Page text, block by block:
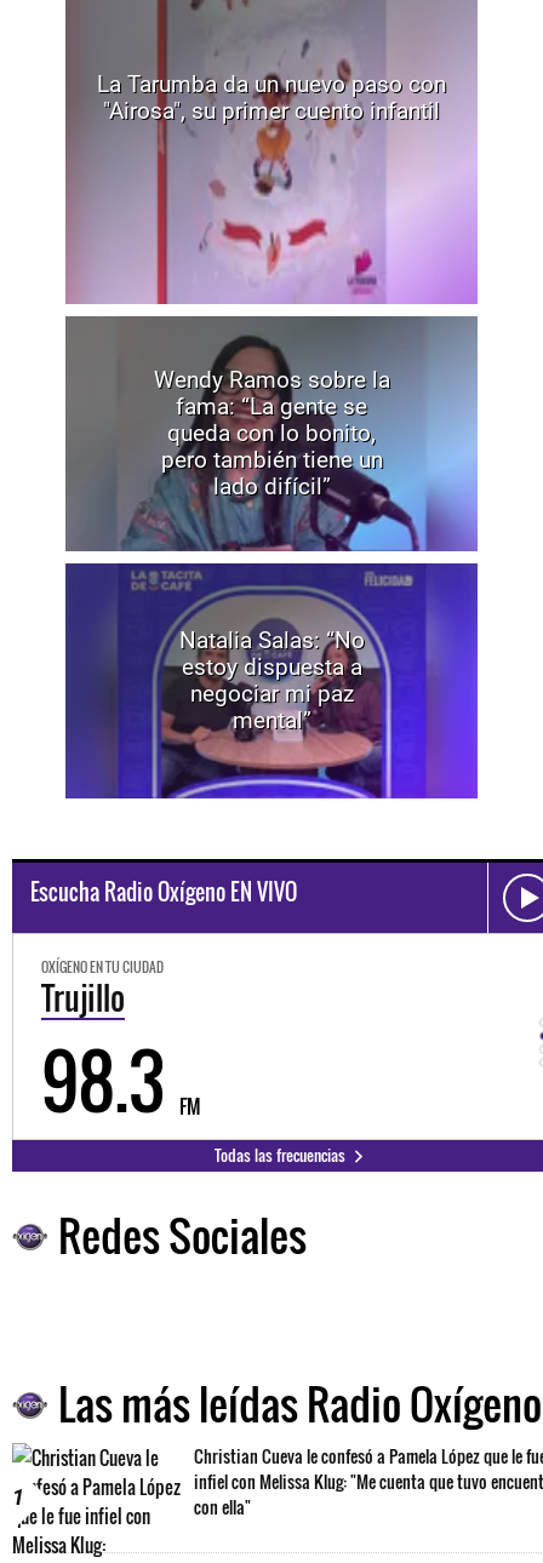
La Tarumba da un nuevo paso con
"Airosa", su primer cuento infantil
Wendy Ramos sobre la
fama: “La gente se
queda con lo bonito,
pero también tiene un
lado difícil”
Natalia Salas: “No
estoy dispuesta a
negociar mi paz
mental”
Escucha Radio Oxígeno EN VIVO
OXÍGENO EN TU CIUDAD
Trujillo
98.3 FM
Todas las frecuencias
Redes Sociales
Las más leídas Radio Oxígeno
1
Christian Cueva le confesó a Pamela López que le
infiel con Melissa Klug: "Me cuenta que tuvo
con ella"